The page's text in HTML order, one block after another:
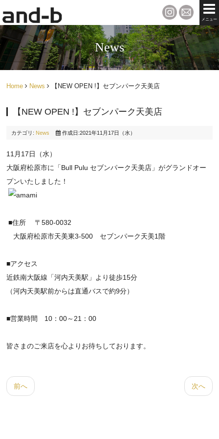
メニュー
News
Home News 【NEW OPEN !】セブンパーク天美店
【NEW OPEN !】セブンパーク天美店
カテゴリ: News 作成日:2021年11月17日（水）
11月17日（水）
大阪府松原市に「Bull Pulu セブンパーク天美店」がグランドオー
プンいたしました！
■住所 〒580-0032
大阪府松原市天美東3-500 セブンパーク天美1階
■アクセス
近鉄南大阪線「河内天美駅」より徒歩15分
（河内天美駅前からは直通バスで約9分）
■営業時間 10：00～21：00
皆さまのご来店を心よりお待ちしております。
前へ 次へ